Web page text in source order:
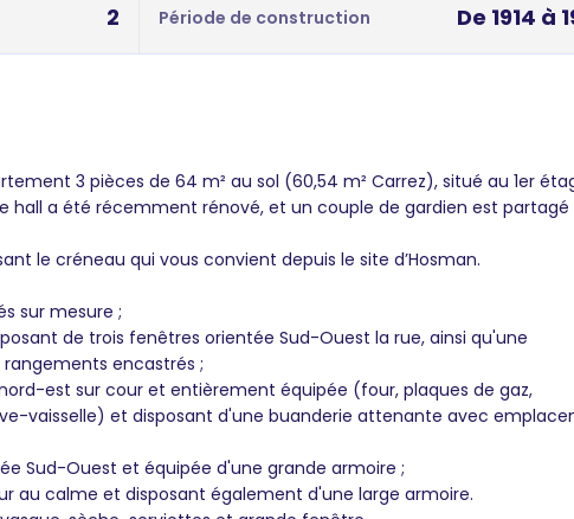
2 Période de construction De 1914 à
3 pièces de 64 m² au sol (60,54 m² Carrez), situé au 1er
hall a été récemment rénové, et un couple de gardien est
le créneau qui vous convient depuis le site d’Hosman.
sur mesure ;
de trois fenêtres orientée Sud-Ouest la rue, ainsi qu'une
encastrés ;
est sur cour et entièrement équipée (four, plaques de gaz,
vaisselle) et disposant d'une buanderie attenante avec
Sud-Ouest et équipée d'une grande armoire ;
au calme et disposant également d'une large armoire.